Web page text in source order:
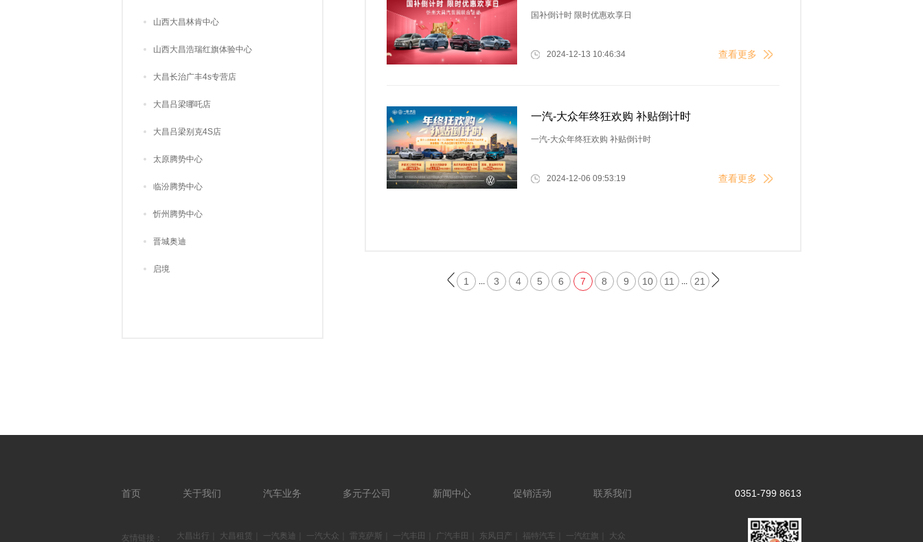
山西大昌林肯中心
山西大昌浩瑞红旗体验中心
大昌长治广丰4s专营店
大昌吕梁哪吒店
大昌吕梁别克4S店
太原腾势中心
临汾腾势中心
忻州腾势中心
晋城奥迪
启境
国补倒计时 限时优惠欢享日
2024-12-13 10:46:34 查看更多
一汽-大众年终狂欢购 补贴倒计时
一汽-大众年终狂欢购 补贴倒计时
2024-12-06 09:53:19 查看更多
1 ... 3 4 5 6 7 8 9 10 11 ... 21
首页 关于我们 汽车业务 多元子公司 新闻中心 促销活动 联系我们
友情链接： 大昌出行 大昌租赁 一汽奥迪 一汽大众 雷克萨斯 一汽丰田 广汽丰田 东风日产 福特汽车 一汽红旗 大众
0351-799 8613